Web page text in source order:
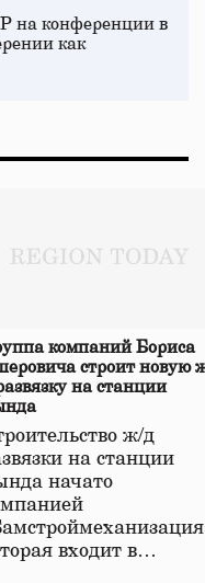
на конференции в
как
компаний Бориса
строит новую
на станции
ж/д
на станции
начато
входит в…